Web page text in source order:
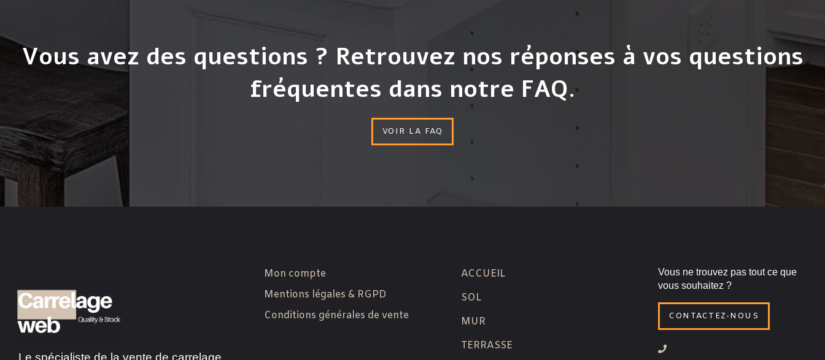
Vous avez des questions ? Retrouvez nos réponses à vos questions
fréquentes dans notre FAQ.
VOIR LA FAQ
Mon compte
Mentions légales & RGPD
Conditions générales de vente
ACCUEIL
SOL
MUR
TERRASSE
Vous ne trouvez pas tout ce que
vous souhaitez ?
CONTACTEZ-NOUS